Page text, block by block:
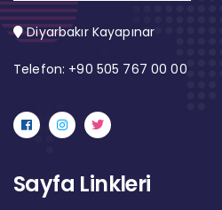
Diyarbakır Kayapınar
Telefon: +90 505 767 00 00
Sayfa Linkleri